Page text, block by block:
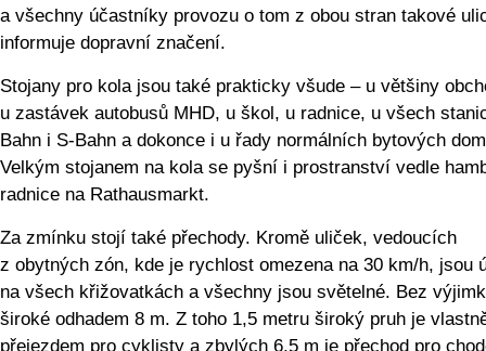
a všechny účastníky provozu o tom z obou stran takové
informuje dopravní značení.
Stojany pro kola jsou také prakticky všude – u většiny
u zastávek autobusů MHD, u škol, u radnice, u všech
Bahn i S-Bahn a dokonce i u řady normálních bytových
Velkým stojanem na kola se pyšní i prostranství vedle
radnice na Rathausmarkt.
Za zmínku stojí také přechody. Kromě uliček, vedoucích
z obytných zón, kde je rychlost omezena na 30 km/h, jsou
na všech křižovatkách a všechny jsou světelné. Bez
široké odhadem 8 m. Z toho 1,5 metru široký pruh je
přejezdem pro cyklisty a zbylých 6,5 m je přechod pro